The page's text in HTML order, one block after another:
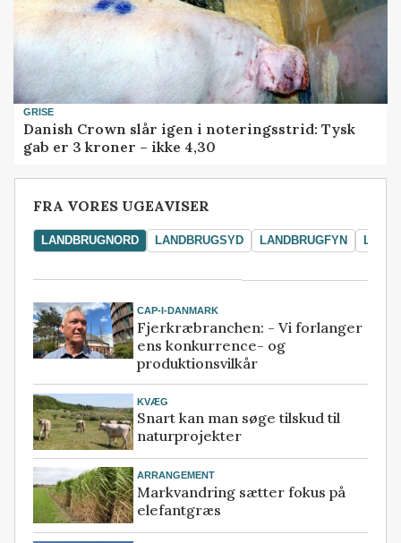
GRISE
Danish Crown slår igen i noteringsstrid: Tysk
gab er 3 kroner – ikke 4,30
FRA VORES UGEAVISER
LANDBRUGNORD LANDBRUGSYD LANDBRUGFYN
CAP-I-DANMARK
Fjerkræbranchen: - Vi forlanger
ens konkurrence- og
produktionsvilkår
KVÆG
Snart kan man søge tilskud til
naturprojekter
ARRANGEMENT
Markvandring sætter fokus på
elefantgræs